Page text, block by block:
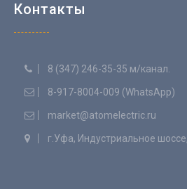
Контакты
8 (347) 246-35-35 м/канал.
8-917-8004-009 (WhatsApp)
market@atomelectric.ru
г.Уфа, Индустриальное